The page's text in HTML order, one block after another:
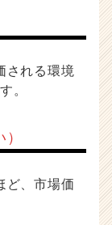
される環境
。
、市場価